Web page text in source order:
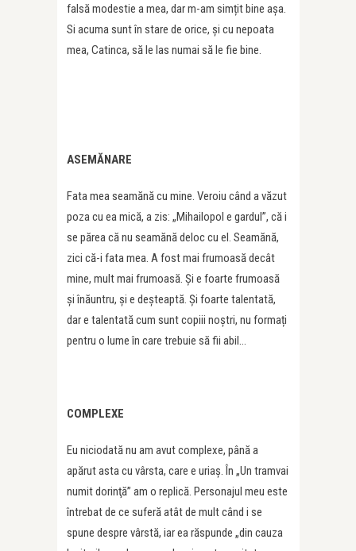
falsă modestie a mea, dar m-am simțit bine așa.
Si acuma sunt în stare de orice, și cu nepoata
mea, Catinca, să le las numai să le fie bine.
ASEMĂNARE
Fata mea seamănă cu mine. Veroiu când a văzut
poza cu ea mică, a zis: „Mihailopol e gardul”, că i
se părea că nu seamănă deloc cu el. Seamănă,
zici că-i fata mea. A fost mai frumoasă decât
mine, mult mai frumoasă. Și e foarte frumoasă
și înăuntru, și e deșteaptă. Și foarte talentată,
dar e talentată cum sunt copiii noștri, nu formați
pentru o lume în care trebuie să fii abil…
COMPLEXE
Eu niciodată nu am avut complexe, până a
apărut asta cu vârsta, care e uriaş. În „Un tramvai
numit dorinţă” am o replică. Personajul meu este
întrebat de ce suferă atât de mult când i se
spune despre vârstă, iar ea răspunde „din cauza